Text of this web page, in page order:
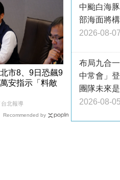
市8、9日恐飆9
安指示「料敵
北報導
Recommended by
中颱白海
部海面將
2026-08-
布局九合
中常會」
團隊未來
2026-08-